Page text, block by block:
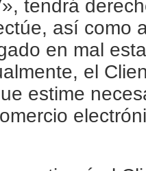
tendrá
así como
en mal
el
estime